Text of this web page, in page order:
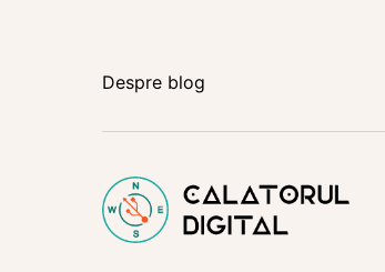
Despre blog